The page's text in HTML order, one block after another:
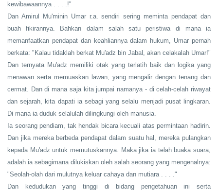
kewibawaannya . . . .!"
Dan Amirul Mu'minin Umar r.a. sendiri sering meminta pendapat dan
buah fikirannya. Bahkan dalam salah satu peristiwa di mana ia
memanfaatkan pendapat dan keahliannya dalam hukum, Umar pernah
berkata: "Kalau tidaklah berkat Mu'adz bin Jabal, akan celakalah Umar!"
Dan ternyata Mu'adz memiliki otak yang terlatih baik dan logika yang
menawan serta memuaskan lawan, yang mengalir dengan tenang dan
cermat. Dan di mana saja kita jumpai namanya - di celah-celah riwayat
dan sejarah, kita dapati ia sebagi yang selalu menjadi pusat lingkaran.
Di mana ia duduk selalulah dilingkungi oleh manusia.
Ia seorang pendiam, tak hendak bicara kecuali atas permintaan hadirin.
Dan jika mereka berbeda pendapat dalam suatu hal, mereka pulangkan
kepada Mu'adz untuk memutuskannya. Maka jika ia telah buaka suara,
adalah ia sebagimana dilukiskan oleh salah seorang yang mengenalnya:
"Seolah-olah dari mulutnya keluar cahaya dan mutiara . . . ."
Dan kedudukan yang tinggi di bidang pengetahuan ini serta